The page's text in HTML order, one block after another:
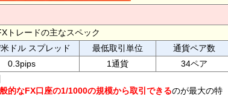
トレードの主なスペック
ドル スプレッド 最低取引単位
通貨ペア数
0.3pips 1通貨
34ペア
的なFX口座の1/1000の規模から取引できるのが最大の特